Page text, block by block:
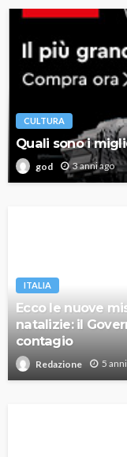
CULTURA
Quali sono i
god 3 anni ago
ITALIA
Ecco le nuove
natalizie: il
contagio
Redazione 5